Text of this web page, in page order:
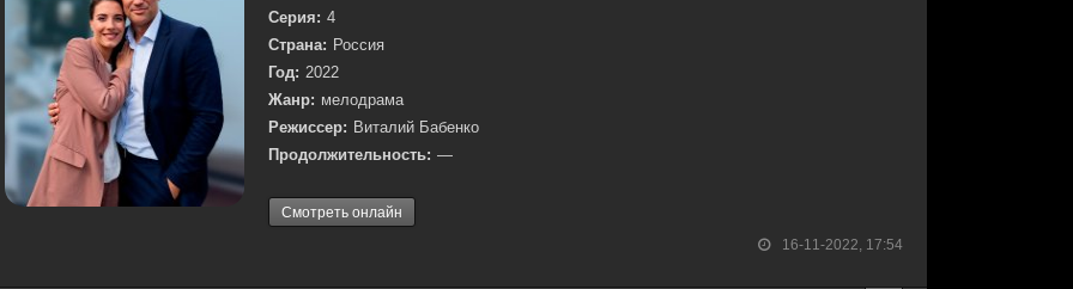
16-11-2022, 17:54
Серия: 4
Страна: Россия
Год: 2022
Жанр: мелодрама
Режиссер: Виталий Бабенко
Продолжительность: —
Смотреть онлайн